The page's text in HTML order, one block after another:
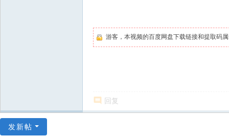
游客，本视频的百度网盘下载链接和提取码
回复
发新帖